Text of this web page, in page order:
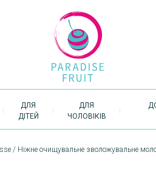
ДЛЯ
ДІТЕЙ
ДЛЯ
ЧОЛОВІКІВ
/ Ніжне очищувальне зволожувальне